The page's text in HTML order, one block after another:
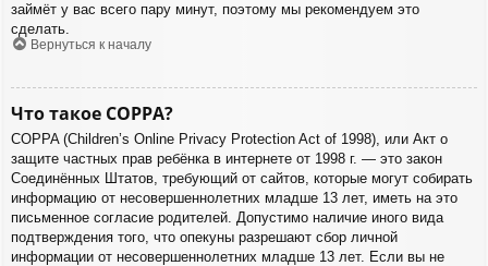
займёт у вас всего пару минут, поэтому мы рекомендуем это
сделать.
Вернуться к началу
Что такое COPPA?
COPPA (Children’s Online Privacy Protection Act of 1998), или Акт о
защите частных прав ребёнка в интернете от 1998 г. — это закон
Соединённых Штатов, требующий от сайтов, которые могут собирать
информацию от несовершеннолетних младше 13 лет, иметь на это
письменное согласие родителей. Допустимо наличие иного вида
подтверждения того, что опекуны разрешают сбор личной
информации от несовершеннолетних младше 13 лет. Если вы не